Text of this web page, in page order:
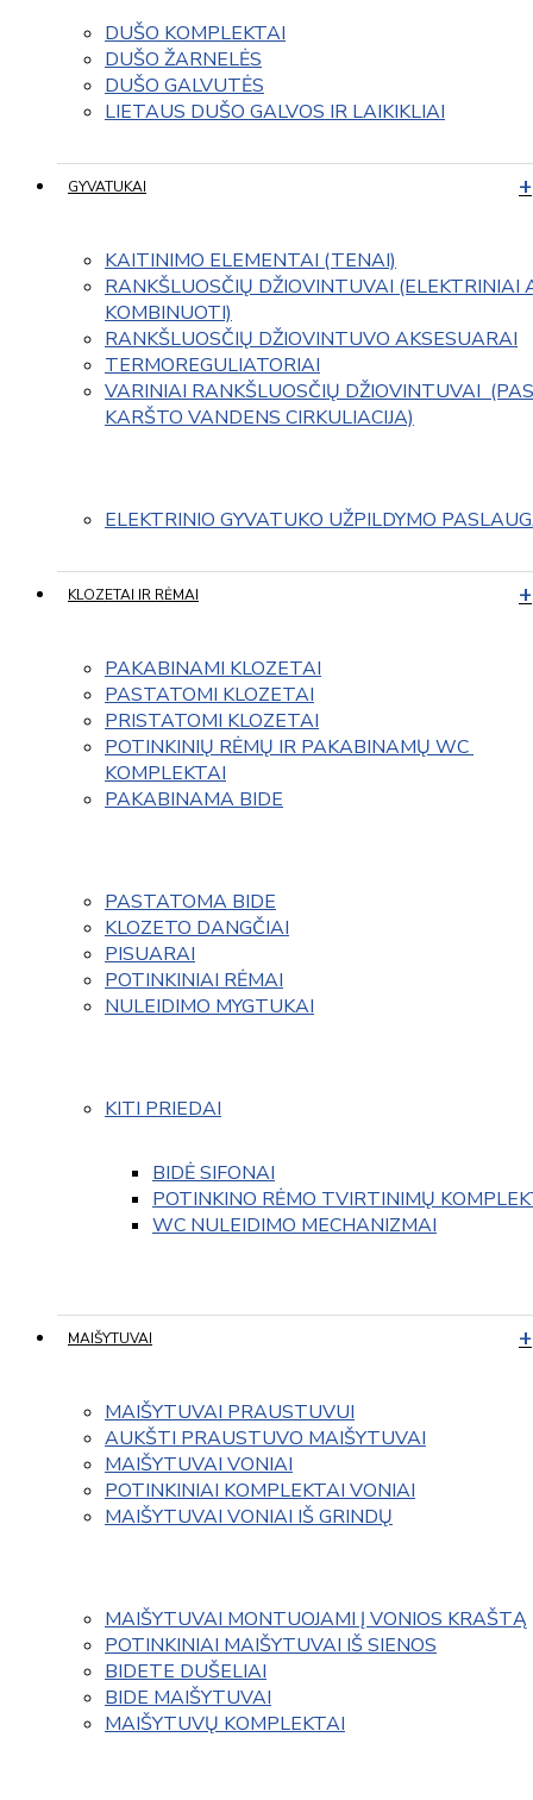
DUŠO KOMPLEKTAI
DUŠO ŽARNELĖS
DUŠO GALVUTĖS
LIETAUS DUŠO GALVOS IR LAIKIKLIAI
GYVATUKAI
KAITINIMO ELEMENTAI (TENAI)
RANKŠLUOSČIŲ DŽIOVINTUVAI (ELEKTRINIAI
KOMBINUOTI)
RANKŠLUOSČIŲ DŽIOVINTUVO AKSESUARAI
TERMOREGULIATORIAI
VARINIAI RANKŠLUOSČIŲ DŽIOVINTUVAI
KARŠTO VANDENS CIRKULIACIJA)
ELEKTRINIO GYVATUKO UŽPILDYMO
KLOZETAI IR RĖMAI
PAKABINAMI KLOZETAI
PASTATOMI KLOZETAI
PRISTATOMI KLOZETAI
POTINKINIŲ RĖMŲ IR PAKABINAMŲ WC
KOMPLEKTAI
PAKABINAMA BIDE
PASTATOMA BIDE
KLOZETO DANGČIAI
PISUARAI
POTINKINIAI RĖMAI
NULEIDIMO MYGTUKAI
KITI PRIEDAI
BIDĖ SIFONAI
POTINKINO RĖMO TVIRTINIMŲ
WC NULEIDIMO MECHANIZMAI
MAIŠYTUVAI
MAIŠYTUVAI PRAUSTUVUI
AUKŠTI PRAUSTUVO MAIŠYTUVAI
MAIŠYTUVAI VONIAI
POTINKINIAI KOMPLEKTAI VONIAI
MAIŠYTUVAI VONIAI IŠ GRINDŲ
MAIŠYTUVAI MONTUOJAMI Į VONIOS KRAŠTĄ
POTINKINIAI MAIŠYTUVAI IŠ SIENOS
BIDETE DUŠELIAI
BIDE MAIŠYTUVAI
MAIŠYTUVŲ KOMPLEKTAI